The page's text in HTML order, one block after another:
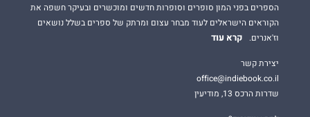
נפילתו של אל
הם ירתקו אתכם ויסחפו אתכם, ישברו אתכם וישאירו אתכם
משתוקקים לעוד ועוד.
הספרים בפני המון סופרים וסופרות חדשים ומוכשרים ובעיקר חשפה את
הקוראים הישראלים לעוד מבחר עצום ומרתק של ספרים בשלל נושאים
וז'אנרים.
קרא עוד
יצירת קשר
office@indiebook.co.il
שדרות הרכס 13, מודיעין